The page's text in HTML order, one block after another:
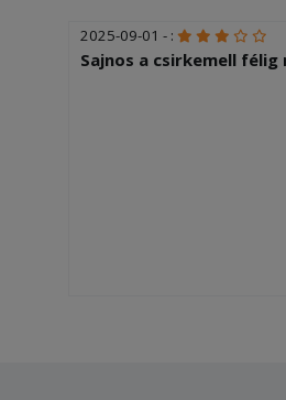
2025-09-01 - :
Sajnos a csirkemell